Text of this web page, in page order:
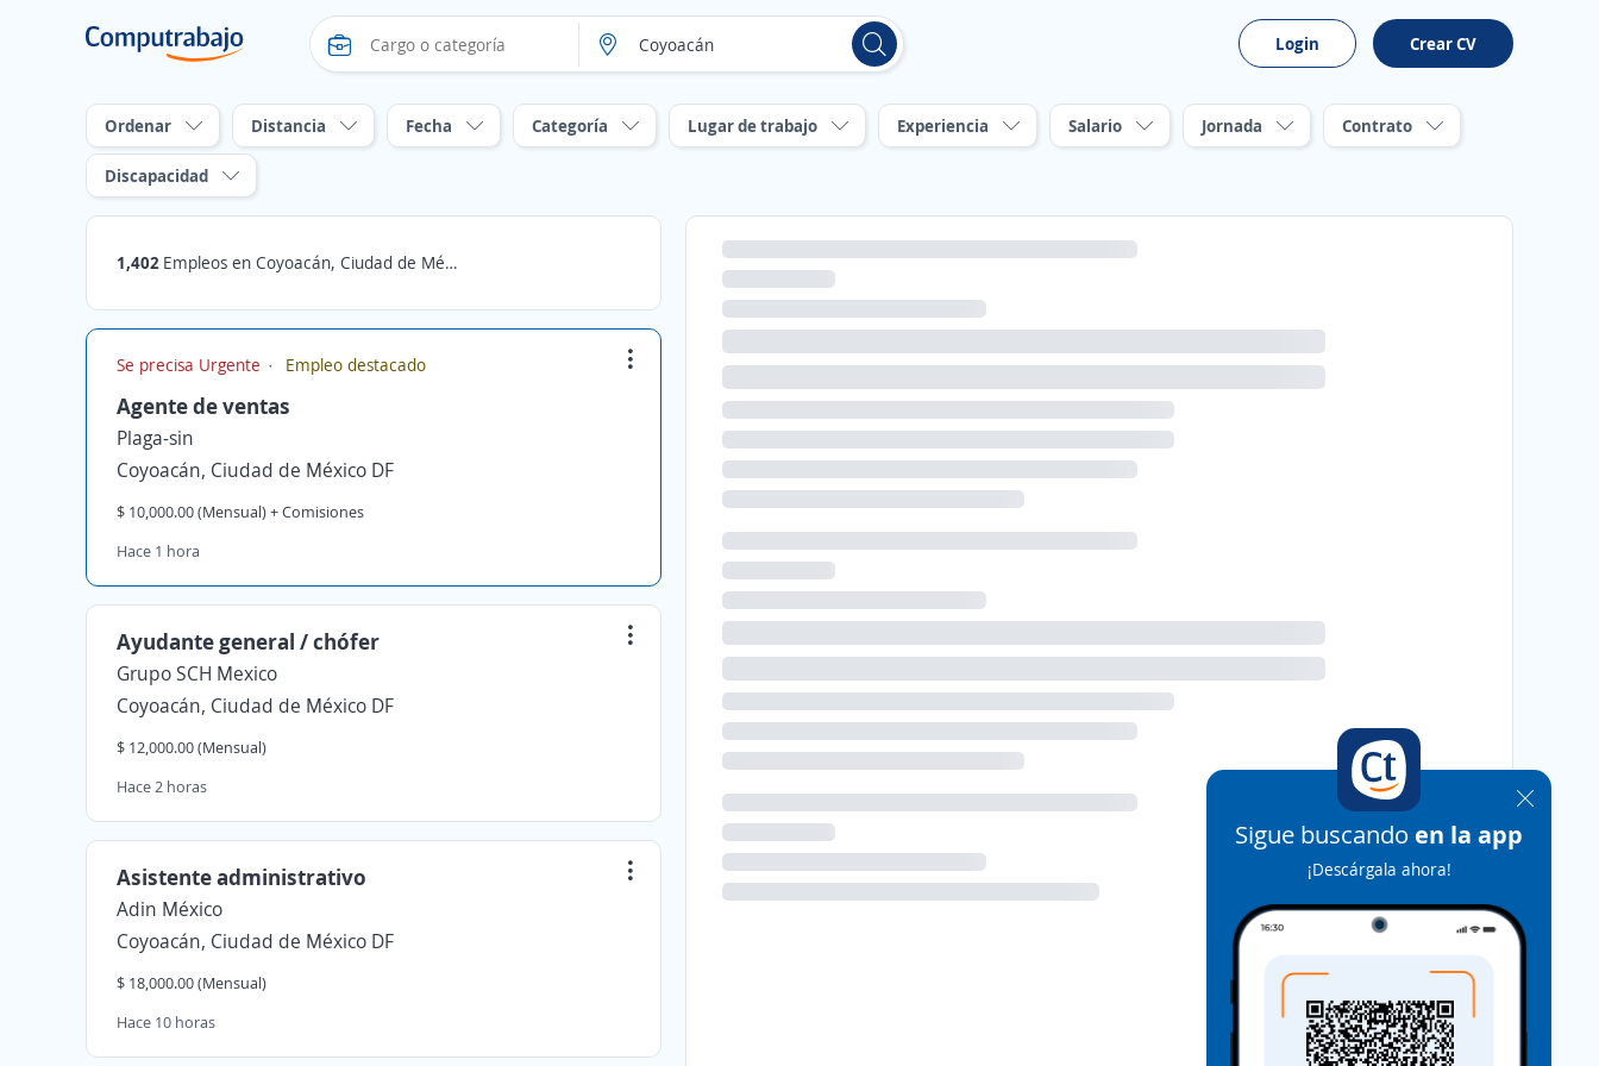
Login Crear CV
Ordenar Distancia Fecha Categoría Lugar de trabajo Experiencia Salario Jornada Contrato
Discapacidad
1,402 Empleos en Coyoacán, Ciudad de México DF
Se precisa Urgente Empleo destacado
Agente de ventas
Plaga-sin
Coyoacán, Ciudad de México DF
$ 10,000.00 (Mensual) + Comisiones
Hace 1 hora
Ayudante general / chófer
Grupo SCH Mexico
Coyoacán, Ciudad de México DF
$ 12,000.00 (Mensual)
Hace 2 horas
Asistente administrativo
Adin México
Coyoacán, Ciudad de México DF
$ 18,000.00 (Mensual)
Hace 10 horas
Sigue buscando en la app
¡Descárgala ahora!